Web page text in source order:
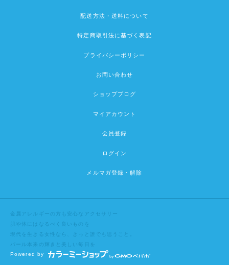
配送方法・送料について
特定商取引法に基づく表記
プライバシーポリシー
お問い合わせ
ショップブログ
マイアカウント
会員登録
ログイン
メルマガ登録・解除
金属アレルギーの方も安心なアクセサリー
肌や体にはなるべく良いものを
現代を生きる女性なら、きっと誰でも思うこと。
パール本来の輝きと美しい毎日を
Powered by